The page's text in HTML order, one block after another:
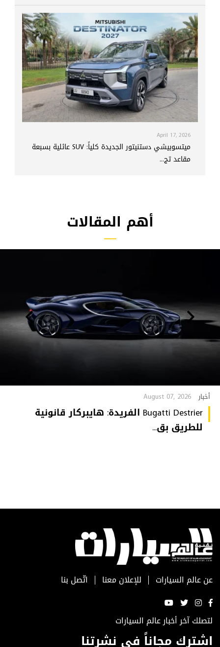
April 17, 2026
ميتسوبيشي دستنيتور الجديدة كلياً: SUV عائلية بسبعة
مقاعد تج...
أهم المقالات
أخبار August 07, 2026
Bugatti Destrier الفريدة: هايبركار قانونية
للطريق بق...
عن عالم السيارات للإعلان معنا اتّصل بنا
لتصلك آخر أخبار عالم السيارات
اشترك مجاناً في نشرتنا